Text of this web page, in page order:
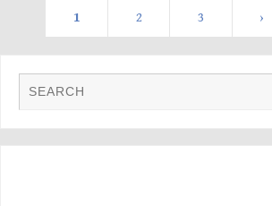
1 2 3 ›